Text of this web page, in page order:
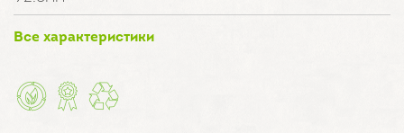
Все характеристики